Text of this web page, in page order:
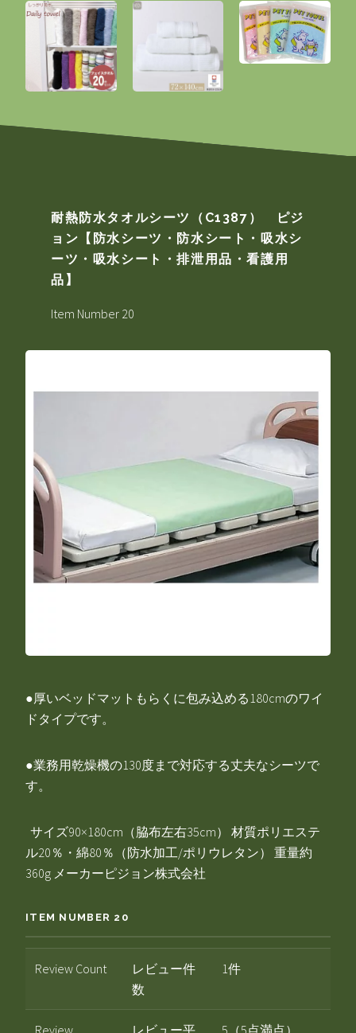
耐熱防水タオルシーツ（C1387） ピジ
ョン【防水シーツ・防水シート・吸水シ
ーツ・吸水シート・排泄用品・看護用
品】
Item Number 20
●厚いベッドマットもらくに包み込める180cmのワイ
ドタイプです。
●業務用乾燥機の130度まで対応する丈夫なシーツで
す。
サイズ90×180cm（脇布左右35cm） 材質ポリエステ
ル20％・綿80％（防水加工/ポリウレタン） 重量約
360g メーカーピジョン株式会社
ITEM NUMBER 20
Review Count
レビュー件
数
1件